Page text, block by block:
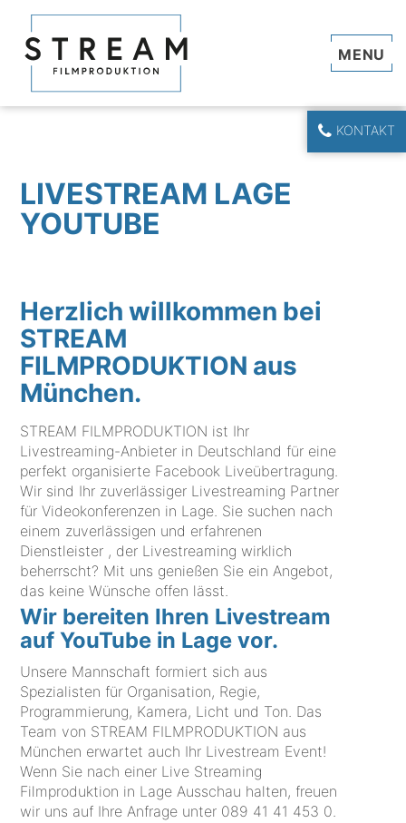
KONTAKT
LIVESTREAM LAGE
YOUTUBE
Herzlich willkommen bei
STREAM
FILMPRODUKTION aus
München.
STREAM FILMPRODUKTION ist Ihr
Livestreaming-Anbieter in Deutschland für eine
perfekt organisierte Facebook Liveübertragung.
Wir sind Ihr zuverlässiger Livestreaming Partner
für Videokonferenzen in Lage. Sie suchen nach
einem zuverlässigen und erfahrenen
Dienstleister , der Livestreaming wirklich
beherrscht? Mit uns genießen Sie ein Angebot,
das keine Wünsche offen lässt.
Wir bereiten Ihren Livestream
auf YouTube in Lage vor.
Unsere Mannschaft formiert sich aus
Spezialisten für Organisation, Regie,
Programmierung, Kamera, Licht und Ton. Das
Team von STREAM FILMPRODUKTION aus
München erwartet auch Ihr Livestream Event!
Wenn Sie nach einer Live Streaming
Filmproduktion in Lage Ausschau halten, freuen
wir uns auf Ihre Anfrage unter 089 41 41 453 0